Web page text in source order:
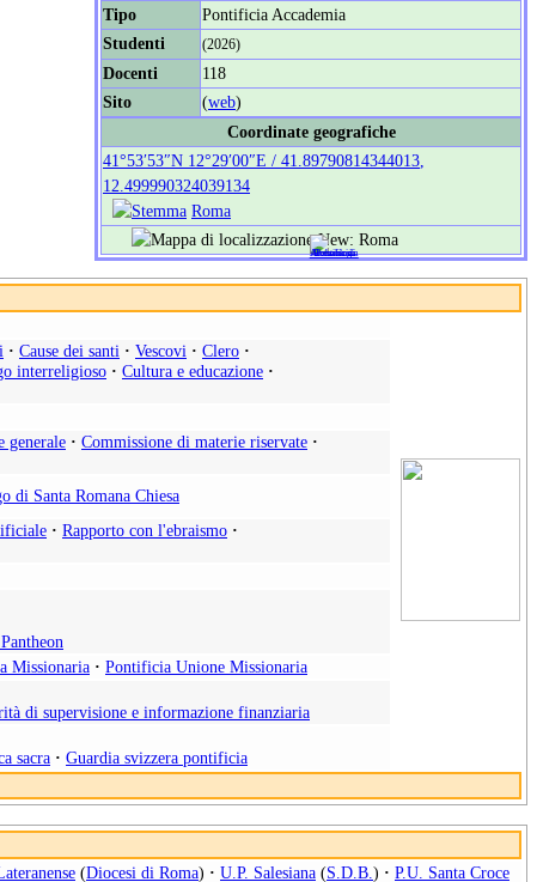
Tipo
Pontificia Accademia
Studenti
(2026)
Docenti
118
Sito
(web)
Coordinate geografiche
41°53′53″N 12°29′00″E / 41.89790814344013,
12.499990324039134
Roma
· Cause dei santi · Vescovi · Clero ·
interreligioso · Cultura e educazione ·
generale · Commissione di materie riservate ·
di Santa Romana Chiesa
· Rapporto con l'ebraismo ·
Missionaria · Pontificia Unione Missionaria
di supervisione e informazione finanziaria
sacra · Guardia svizzera pontificia
(Diocesi di Roma) · U.P. Salesiana (S.D.B.) · P.U. Santa Croce